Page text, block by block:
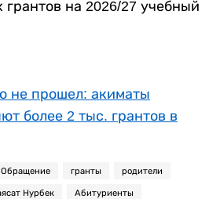
грантов на 2026/27 учебный
не прошел: акиматы
более 2 тыс. грантов в
Обращение гранты родители
Нурбек Абитуриенты